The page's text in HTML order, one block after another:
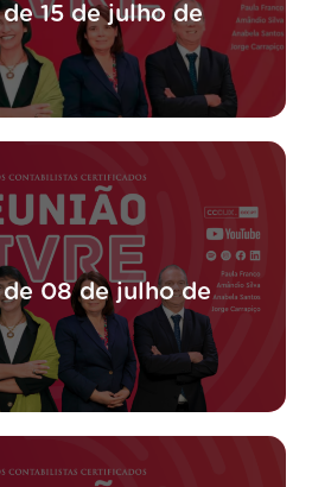
15 de julho de
08 de julho de